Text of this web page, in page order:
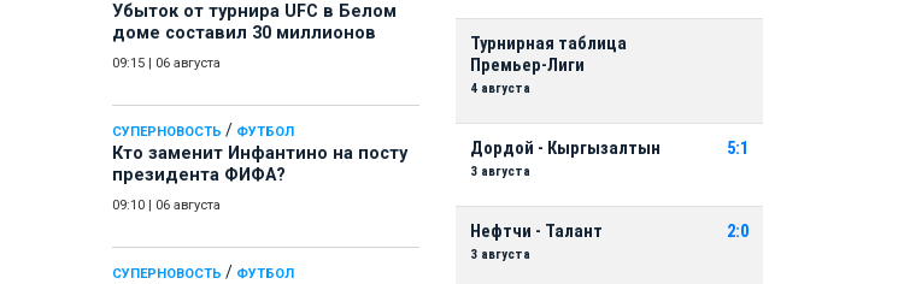
Убыток от турнира UFC в Белом
доме составил 30 миллионов
09:15 06 августа
СУПЕРНОВОСТЬ / ФУТБОЛ
Кто заменит Инфантино на посту
президента ФИФА?
09:10 06 августа
СУПЕРНОВОСТЬ / ФУТБОЛ
Турнирная таблица
Премьер-Лиги
4 августа
Дордой - Кыргызалтын
3 августа
5:1
Нефтчи - Талант
3 августа
2:0